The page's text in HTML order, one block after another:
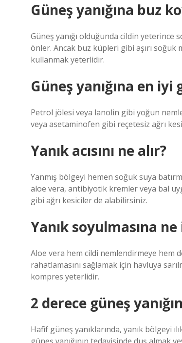
Güneş yanığına buz
Güneş yanığı olduğunda cildin yeterince
önler. Ancak buz küpleri gibi aşırı soğuk
kullanmak yeterlidir.
Güneş yanığına en
Petrol jölesi veya lanolin gibi yoğun
veya asetaminofen gibi reçetesiz ağrı
Yanık acısını ne alır?
Yanmış bölgeyi hemen soğuk suya
aloe vera, antibiyotik kremler veya bal
gibi ağrı kesiciler de alabilirsiniz.
Yanık soyulmasına
Aloe vera hem cildi nemlendirmeye hem
rahatlamasını sağlamak için havluya
kompres yeterlidir.
2 derece güneş
Hafif güneş yanıklarında, yanık bölgeyi